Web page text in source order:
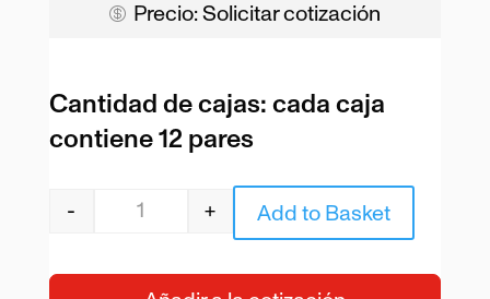
 Precio: Solicitar cotización
Cantidad de cajas: cada caja
contiene 12 pares
Quantity
- + Add to Basket